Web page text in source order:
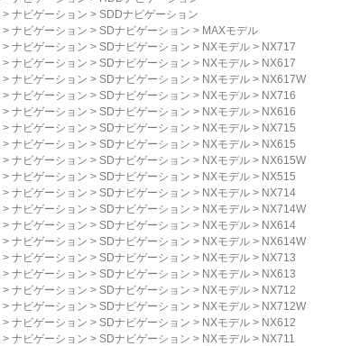
> ナビゲーション > SDDナビゲーション
> ナビゲーション > SDナビゲーション > MAXモデル
> ナビゲーション > SDナビゲーション > NXモデル > NX717
> ナビゲーション > SDナビゲーション > NXモデル > NX617
> ナビゲーション > SDナビゲーション > NXモデル > NX617W
> ナビゲーション > SDナビゲーション > NXモデル > NX716
> ナビゲーション > SDナビゲーション > NXモデル > NX616
> ナビゲーション > SDナビゲーション > NXモデル > NX715
> ナビゲーション > SDナビゲーション > NXモデル > NX615
> ナビゲーション > SDナビゲーション > NXモデル > NX615W
> ナビゲーション > SDナビゲーション > NXモデル > NX515
> ナビゲーション > SDナビゲーション > NXモデル > NX714
> ナビゲーション > SDナビゲーション > NXモデル > NX714W
> ナビゲーション > SDナビゲーション > NXモデル > NX614
> ナビゲーション > SDナビゲーション > NXモデル > NX614W
> ナビゲーション > SDナビゲーション > NXモデル > NX713
> ナビゲーション > SDナビゲーション > NXモデル > NX613
> ナビゲーション > SDナビゲーション > NXモデル > NX712
> ナビゲーション > SDナビゲーション > NXモデル > NX712W
> ナビゲーション > SDナビゲーション > NXモデル > NX612
> ナビゲーション > SDナビゲーション > NXモデル > NX711